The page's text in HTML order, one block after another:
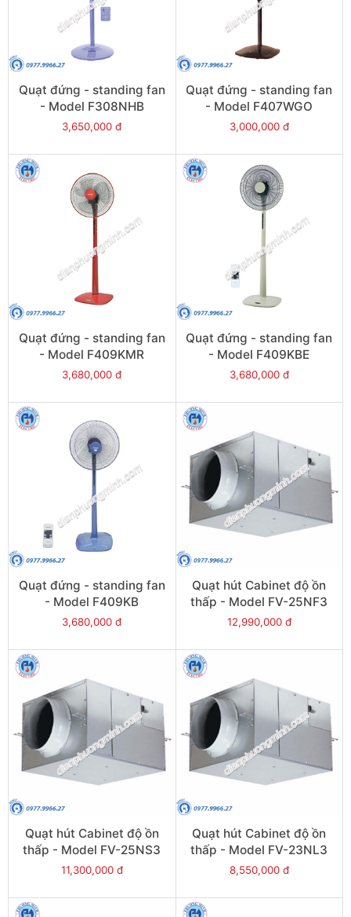
Quạt đứng - standing fan
- Model F308NHB
3,650,000 đ
Quạt đứng - standing fan
- Model F407WGO
3,000,000 đ
Quạt đứng - standing fan
- Model F409KMR
3,680,000 đ
Quạt đứng - standing fan
- Model F409KBE
3,680,000 đ
Quạt đứng - standing fan
- Model F409KB
3,680,000 đ
Quạt hút Cabinet độ ồn
thấp - Model FV-25NF3
12,990,000 đ
Quạt hút Cabinet độ ồn
thấp - Model FV-25NS3
11,300,000 đ
Quạt hút Cabinet độ ồn
thấp - Model FV-23NL3
8,550,000 đ